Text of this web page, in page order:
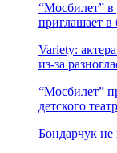
“Мосбилет” в
приглашает
Variety:
из-за
“Мосбилет”
детского
Бондарчук